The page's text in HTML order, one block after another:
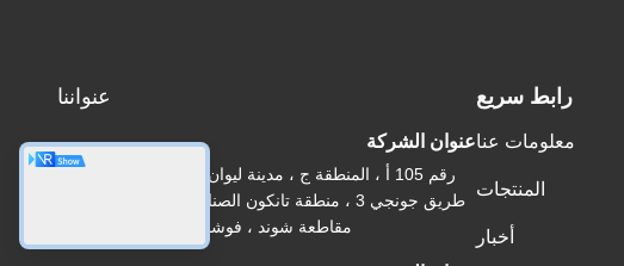
رابط سريع
معلومات عنا
المنتجات
أخبار
عنواننا
عنوان الشركة
طريق جونجي 3 ، منطقة تانكون الصناعية ، مدينة تشينكون ،
مقاطعة شوند ، فوشان ، قوانغدونغ ، الصين